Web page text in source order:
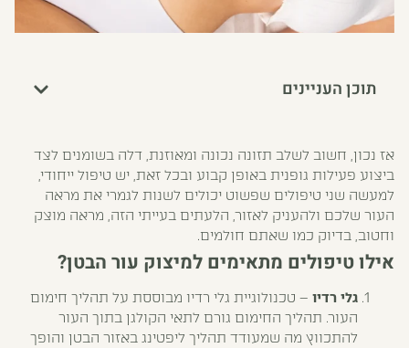
תוכן העניינים
אז נכון, חשוב לשלב תזונה נכונה ומאוזנת, דלה בשומנים לצד
ביצוע פעילות גופנית באופן קבוע ובכל זאת, יש טיפול ייחודי,
למעשה שני טיפולים שפשוט יכולים לשנות לגמרי את מראה
העור שלכם ולהעניק לאזור, הלעתים בעייתי הזה, מראה מוצק
וחטוב, בדיוק כמו שאתם חולמים.
אילו טיפולים מתאימים למיצוק עור הבטן?
גלי רדיו – טכנולוגיית גלי רדיו מבוססת על תהליך חימום
העור. תהליך החימום גורם לתאי הקולגן בתוך העור
להתכווץ מה שמעודד תהליך ליפטינג באזור הבטן והופך